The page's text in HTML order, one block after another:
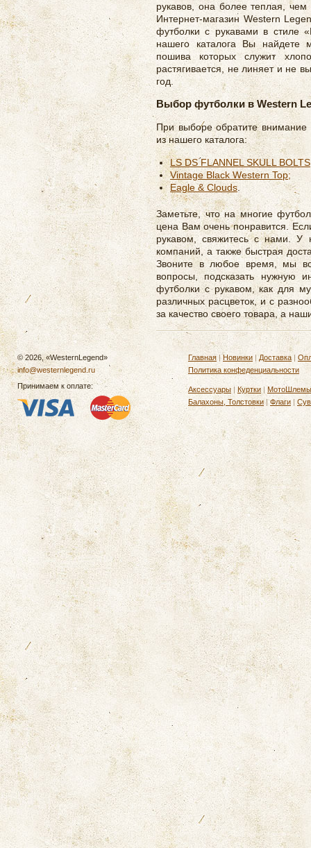
рукавов, она более теплая,
Интернет-магазин Western
футболки с рукавами в стиле
нашего каталога Вы найдете
пошива которых служит
растягивается, не линяет и не
год.
Выбор футболки в Western
При выборе обратите
из нашего каталога:
LS DS FLANNEL SKULL
Vintage Black Western Top;
Eagle & Clouds
Заметьте, что на многие
цена Вам очень понравится.
рукавом, свяжитесь с нами. У
компаний, а также быстрая
Звоните в любое время, мы
вопросы, подсказать нужную
футболки с рукавом, как для
различных расцветок, и с
за качество своего товара, а
© 2026, «WesternLegend»
info@westernlegend.ru
Принимаем к оплате:
Главная |Новинки | Доставка |
Политика конфеденциальности
Аксессуары| Куртки | МотоШлемы
Балахоны, Толстовки|Флаги |